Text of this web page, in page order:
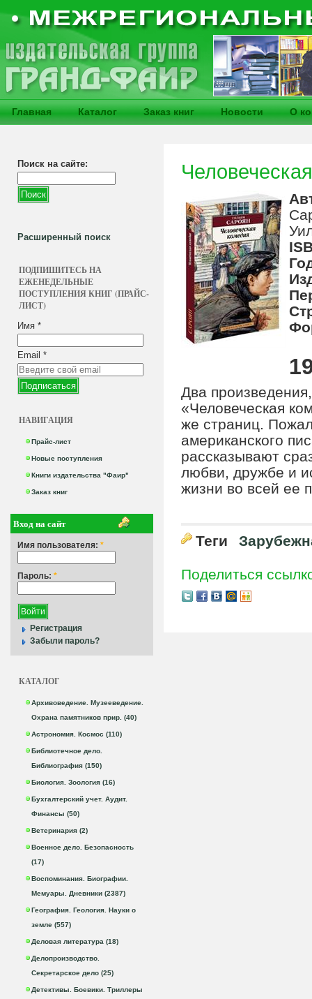
Главная Каталог Заказ книг Новости О
Поиск на сайте:
Расширенный поиск
ПОДПИШИТЕСЬ НА
ЕЖЕНЕДЕЛЬНЫЕ
ПОСТУПЛЕНИЯ КНИГ (ПРАЙС-
ЛИСТ)
Имя *
Email *
НАВИГАЦИЯ
Прайс-лист
Новые поступления
Книги издательства "Фаир"
Заказ книг
Вход на сайт
Имя пользователя: *
Пароль: *
Регистрация
Забыли пароль?
КАТАЛОГ
Архивоведение. Музееведение.
Охрана памятников прир. (40)
Астрономия. Космос (110)
Библиотечное дело.
Библиография (150)
Биология. Зоология (16)
Бухгалтерский учет. Аудит.
Финансы (50)
Ветеринария (2)
Военное дело. Безопасность
(17)
Воспоминания. Биографии.
Мемуары. Дневники (2387)
География. Геология. Науки о
земле (557)
Деловая литература (18)
Делопроизводство.
Секретарское дело (25)
Детективы. Боевики. Триллеры
Два
«Человеческая
же страниц.
американского
рассказывают
любви, дружбе и
жизни во всей ее
Теги
Поделиться